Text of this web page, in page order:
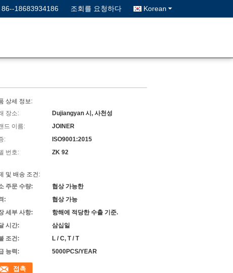
86--18683934186 조회를 요청하다 Korean
상세 정보:
장소:
Dujiangyan 시, 사천성
드 이름:
JOINER
:
ISO9001:2015
번호:
ZK 92
및 배송 조건:
주문 수량:
협상 가능한
:
협상 가능
세부 사항:
항해에 적당한 수출 기준.
시간:
삼십일
조건:
L / C, T / T
능력:
5000PCS/YEAR
접촉